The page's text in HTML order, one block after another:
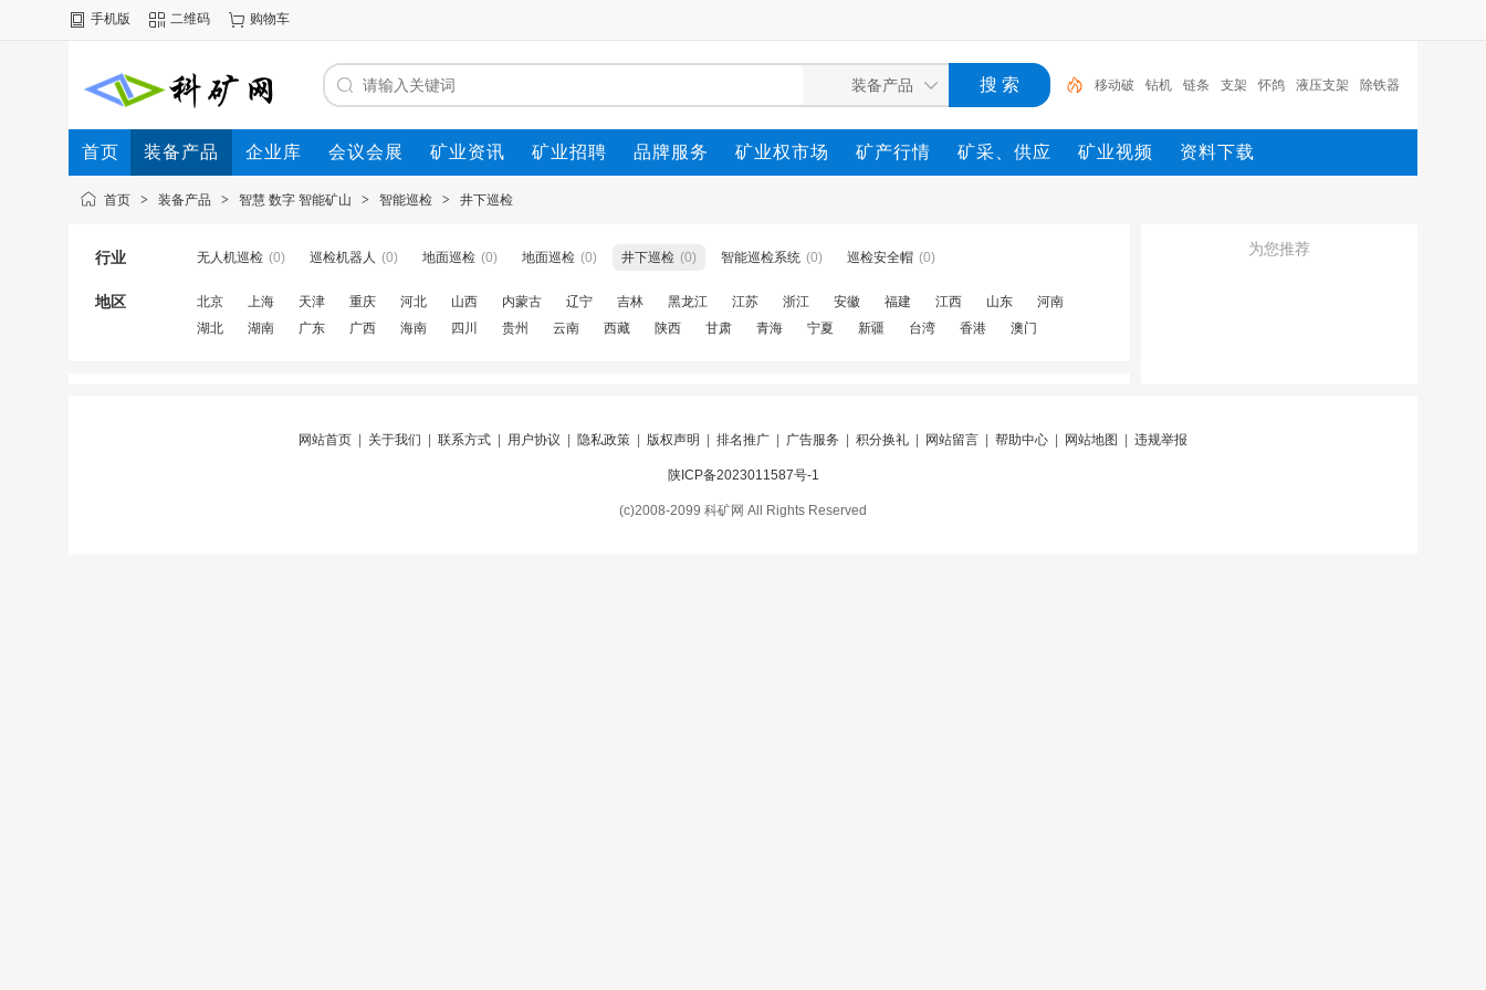
手机版 二维码 购物车
移动破 钻机 链条 支架 怀鸽 液压支架 除铁器
锚杆 电机 矿
首页 装备产品 企业库 会议会展 矿业资讯 矿业招聘 品牌服务 矿业权市场 矿产行情 矿采、供应 矿业视频 资料下载
首页 > 装备产品 > 智慧 数字 智能矿山 > 智能巡检 > 井下巡检
行业 无人机巡检 (0) 巡检机器人 (0) 地面巡检 (0) 地面巡检 (0) 井下巡检 (0) 智能巡检系统 (0) 巡检安全帽 (0)
地区 北京 上海 天津 重庆 河北 山西 内蒙古 辽宁 吉林 黑龙江 江苏 浙江 安徽 福建 江西 山东
河南
湖北
湖南 广东 广西 海南 四川 贵州 云南 西藏 陕西 甘肃 青海 宁夏 新疆 台湾 香港 澳门
为您推荐
网站首页 关于我们 联系方式 用户协议 隐私政策 版权声明 排名推广 广告服务 积分换礼 网站留言 帮助中心 网站地图 违规举报
陕ICP备2023011587号-1
(c)2008-2099 科矿网 All Rights Reserved